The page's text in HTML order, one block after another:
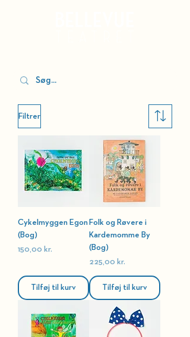
Filtrer
Cykelmyggen Egon
(Bog)
Pris
150,00 kr.
Tilføj til kurv
Folk og Røvere i
Kardemomme By
(Bog)
Pris
225,00 kr.
Tilføj til kurv